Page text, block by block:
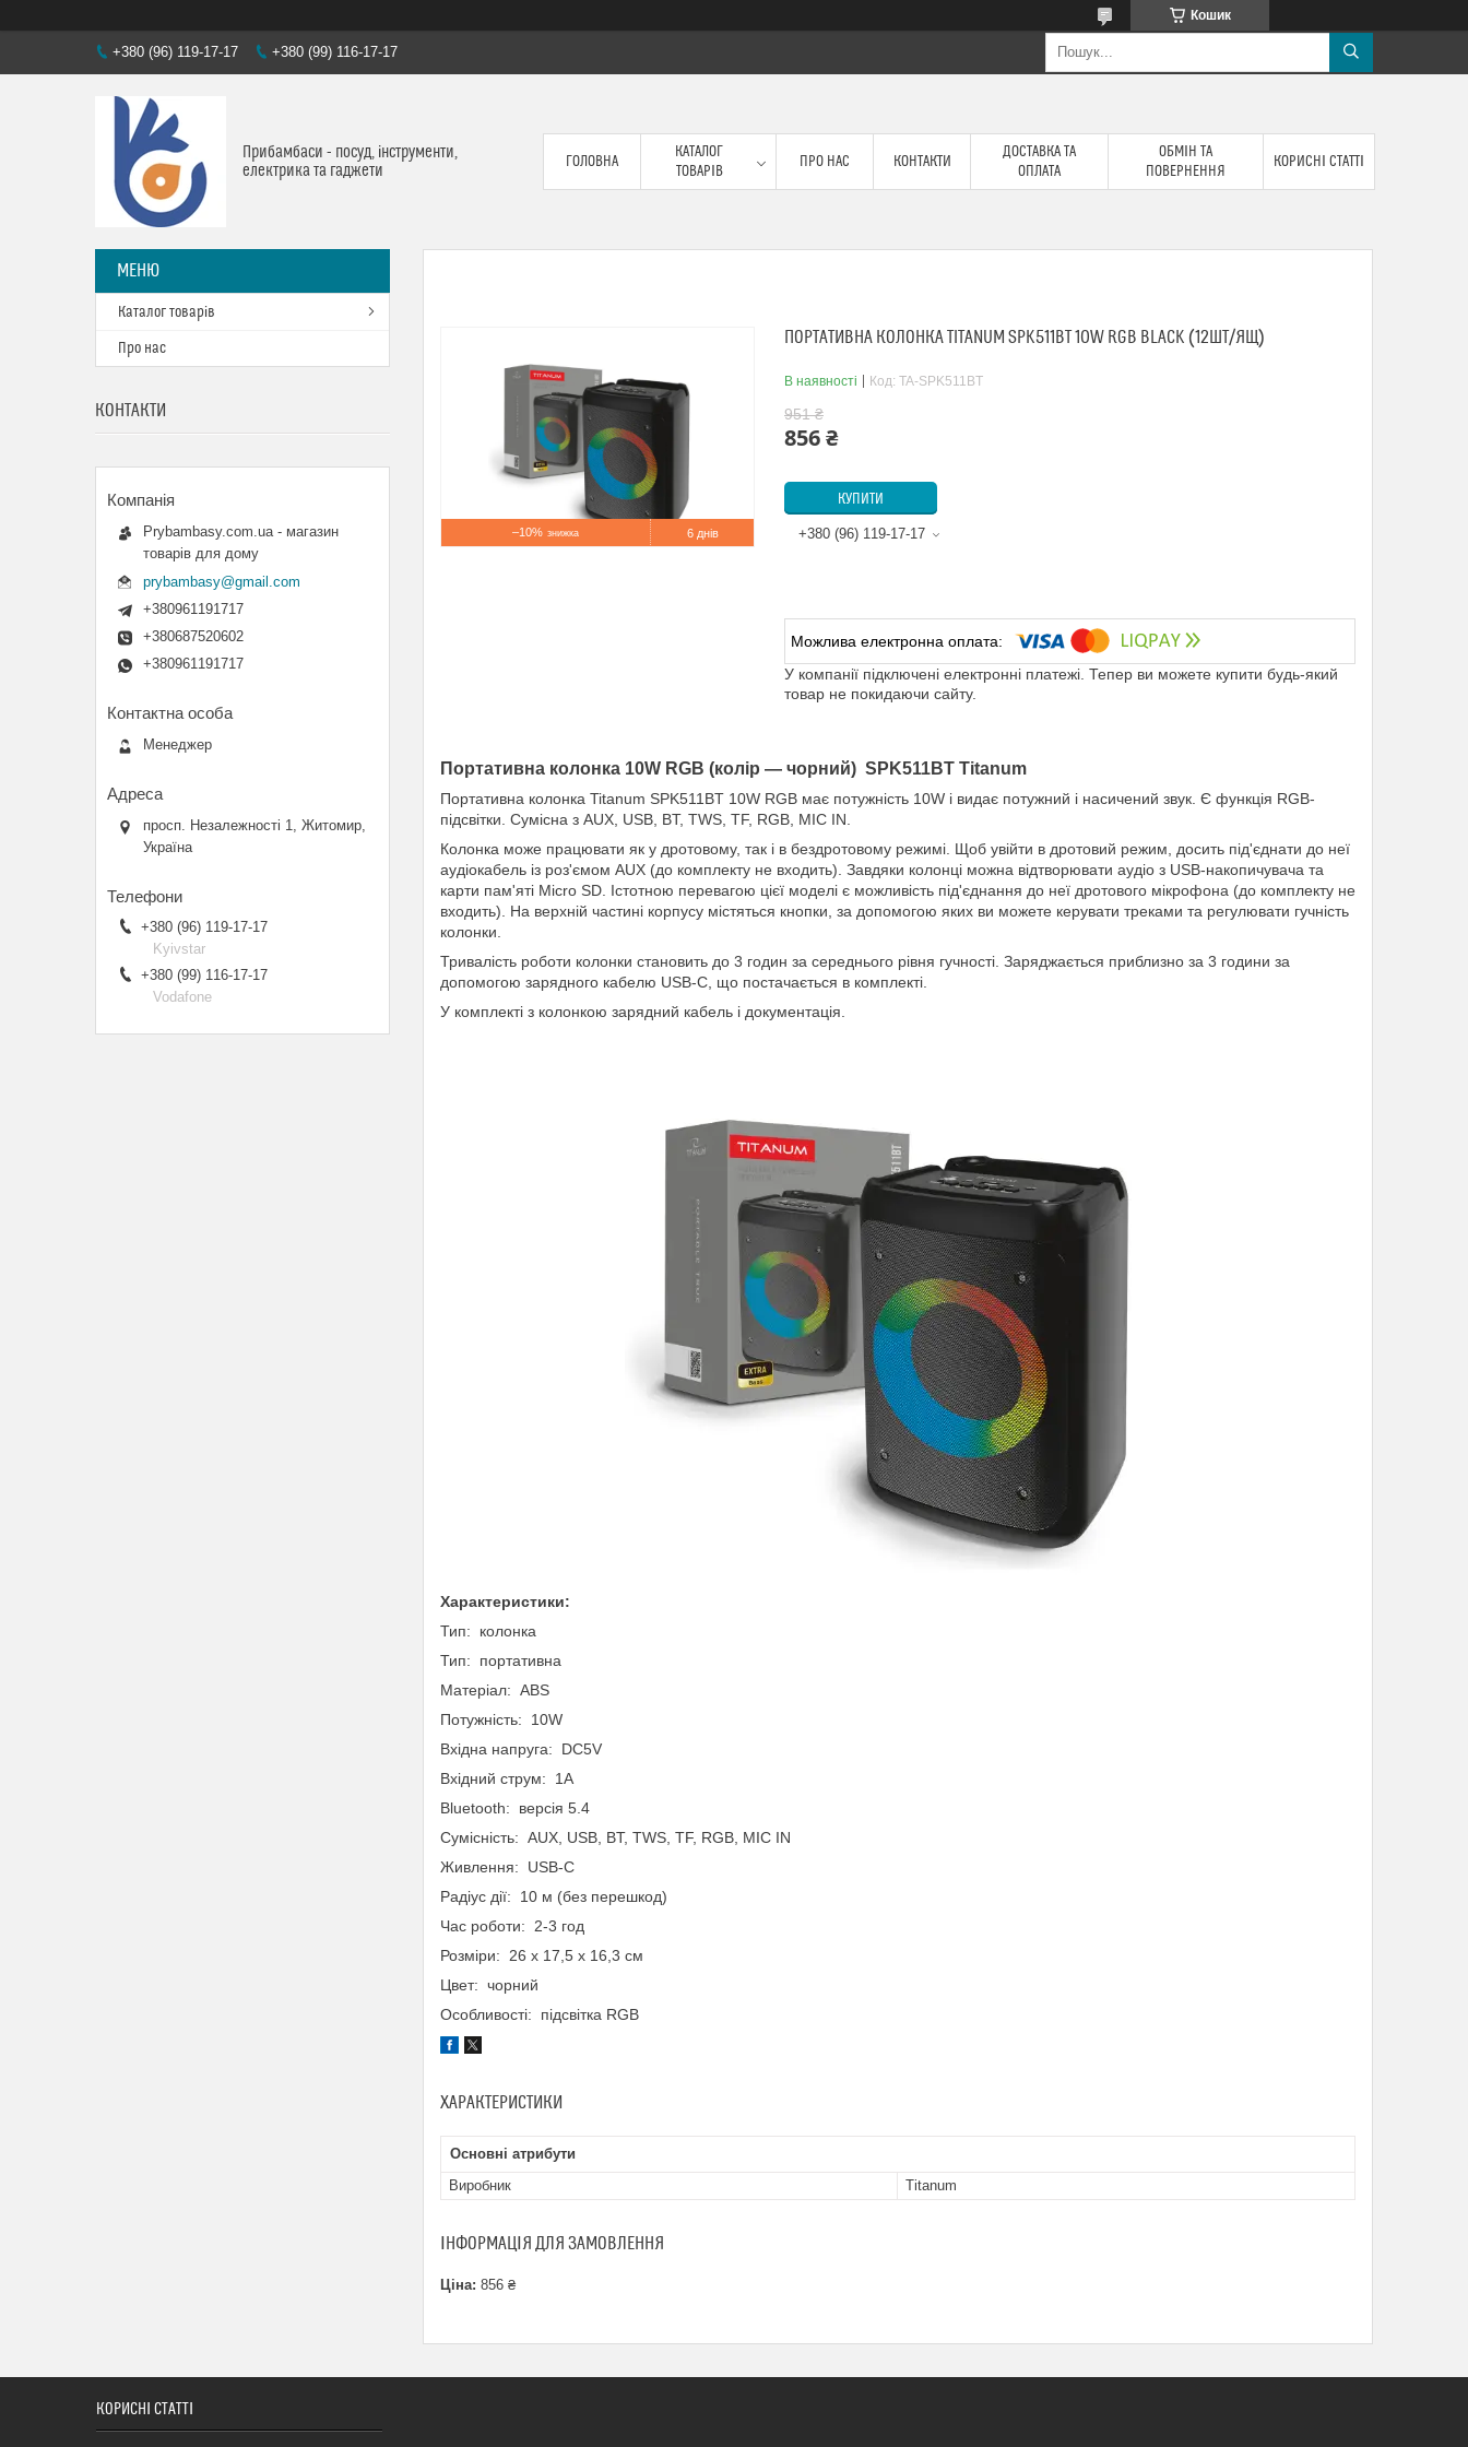
Кошик
+380 (96) 119-17-17 +380 (99) 116-17-17
Прибамбаси - посуд, інструменти,
електрика та гаджети
ГОЛОВНА
КАТАЛОГ
ТОВАРІВ
ПРО НАС КОНТАКТИ
ДОСТАВКА ТА
ОПЛАТА
ОБМІН ТА
ПОВЕРНЕННЯ
КОРИСНІ СТАТТІ
–10% 6 днів
ПОРТАТИВНА КОЛОНКА TITANUM SPK511BT 10W RGB BLACK (12ШТ/ЯЩ)
В наявності Код: TA-SPK511BT
951 ₴
856 ₴
КУПИТИ
+380 (96) 119-17-17
У компанії підключені електронні платежі. Тепер ви можете купити будь-який
товар не покидаючи сайту.
Портативна колонка 10W RGB (колір — чорний) SPK511BT Titanum
Портативна колонка Titanum SPK511BT 10W RGB має потужність 10W і видає потужний і насичений звук. Є функція RGB-
підсвітки. Сумісна з AUX, USB, BT, TWS, TF, RGB, MIC IN.
Колонка може працювати як у дротовому, так і в бездротовому режимі. Щоб увійти в дротовий режим, досить під'єднати до неї
аудіокабель із роз'ємом AUX (до комплекту не входить). Завдяки колонці можна відтворювати аудіо з USB-накопичувача та
карти пам'яті Micro SD. Істотною перевагою цієї моделі є можливість під'єднання до неї дротового мікрофона (до комплекту не
входить). На верхній частині корпусу містяться кнопки, за допомогою яких ви можете керувати треками та регулювати гучність
колонки.
Тривалість роботи колонки становить до 3 годин за середнього рівня гучності. Заряджається приблизно за 3 години за
допомогою зарядного кабелю USB-C, що постачається в комплекті.
У комплекті з колонкою зарядний кабель і документація.
Характеристики:
Тип: колонка
Тип: портативна
Матеріал: ABS
Потужність: 10W
Вхідна напруга: DC5V
Вхідний струм: 1А
Bluetooth: версія 5.4
Сумісність: AUX, USB, BT, TWS, TF, RGB, MIC IN
Живлення: USB-C
Радіус дії: 10 м (без перешкод)
Час роботи: 2-3 год
Розміри: 26 х 17,5 х 16,3 см
Цвет: чорний
Особливості: підсвітка RGB
ХАРАКТЕРИСТИКИ
Основні атрибути
Виробник
Titanum
ІНФОРМАЦІЯ ДЛЯ ЗАМОВЛЕННЯ
Ціна: 856 ₴
Каталог товарів
Про нас
КОНТАКТИ
Prybambasy.com.ua - магазин
товарів для дому
prybambasy@gmail.com
+380961191717
+380687520602
+380961191717
Менеджер
просп. Незалежності 1, Житомир,
Україна
+380 (96) 119-17-17
Kyivstar
+380 (99) 116-17-17
Vodafone
КОРИСНІ СТАТТІ